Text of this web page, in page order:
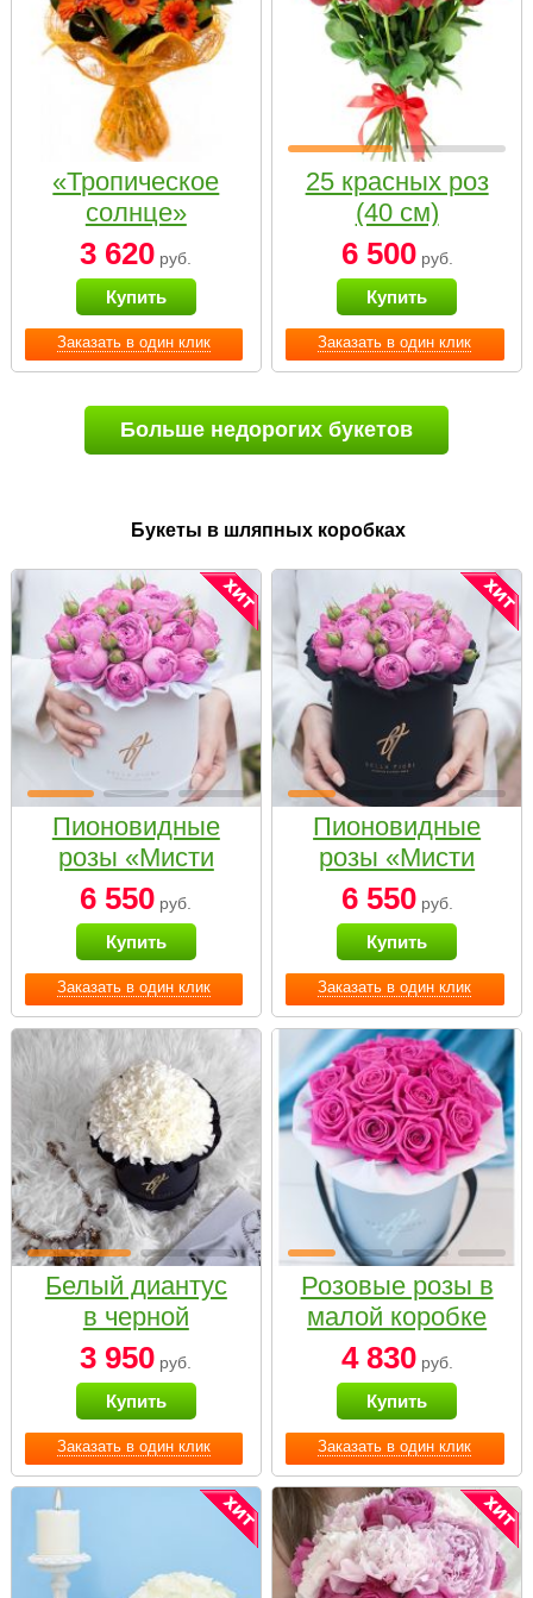
Заказать в один клик
«Тропическое
солнце»
3 620 руб.
Купить
Заказать в один клик
25 красных роз
(40 см)
6 500руб.
Купить
Больше недорогих букетов
Букеты в шляпных коробках
Заказать в один клик
Пионовидные
розы «Мисти
бабблс» в белой
коробке Small
6 550 руб.
Купить
Заказать в один клик
Пионовидные
розы «Мисти
бабблс» в
черной коробке
Small
6 550руб.
Купить
Заказать в один клик
Белый диантус
в черной
коробке Small
3 950 руб.
Купить
Заказать в один клик
Розовые розы в
малой коробке
4 830руб.
Купить